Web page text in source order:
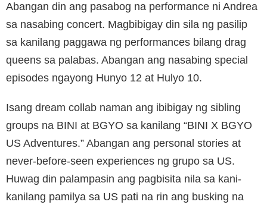
Abangan din ang pasabog na performance ni Andrea
sa nasabing concert. Magbibigay din sila ng pasilip
sa kanilang paggawa ng performances bilang drag
queens sa palabas. Abangan ang nasabing special
episodes ngayong Hunyo 12 at Hulyo 10.
Isang dream collab naman ang ibibigay ng sibling
groups na BINI at BGYO sa kanilang “BINI X BGYO
US Adventures.” Abangan ang personal stories at
never-before-seen experiences ng grupo sa US.
Huwag din palampasin ang pagbisita nila sa kani-
kanilang pamilya sa US pati na rin ang busking na